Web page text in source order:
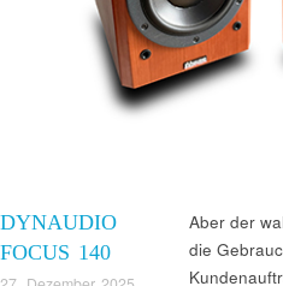
DYNAUDIO
FOCUS 140
Aber der
die